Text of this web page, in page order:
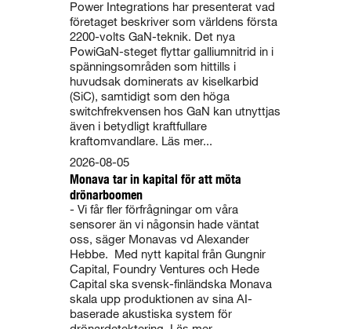
Power Integrations har presenterat vad
företaget beskriver som världens första
2200-volts GaN-teknik. Det nya
PowiGaN-steget flyttar galliumnitrid in i
spänningsområden som hittills i
huvudsak dominerats av kiselkarbid
(SiC), samtidigt som den höga
switchfrekvensen hos GaN kan utnyttjas
även i betydligt kraftfullare
kraftomvandlare. Läs mer...
Monava tar in kapital för att möta
drönarboomen
2026-08-05
- Vi får fler förfrågningar om våra
sensorer än vi någonsin hade väntat
oss, säger Monavas vd Alexander
Hebbe. Med nytt kapital från Gungnir
Capital, Foundry Ventures och Hede
Capital ska svensk-finländska Monava
skala upp produktionen av sina AI-
baserade akustiska system för